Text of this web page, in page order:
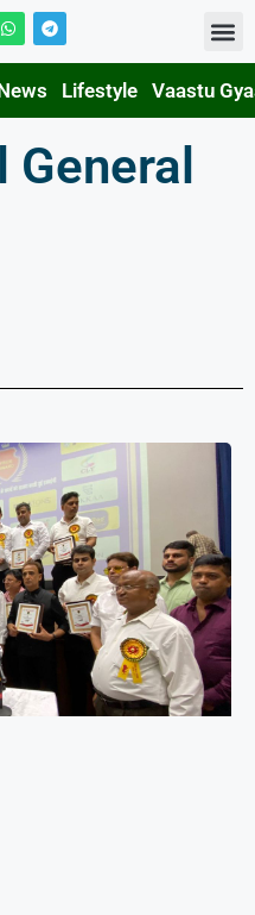
Lifestyle Vaastu